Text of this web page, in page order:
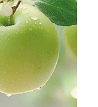
СИСТЕМЫ
(LED МОДУЛИ)
СВЕТИЛЬНИКИ